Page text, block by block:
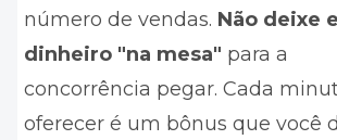
número de vendas. Não deixe
dinheiro "na mesa" para a
concorrência pegar. Cada
oferecer é um bônus que você